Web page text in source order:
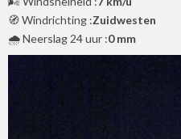
🧭 Windrichting :Zuidwesten
🌧️ Neerslag 24 uur :0 mm